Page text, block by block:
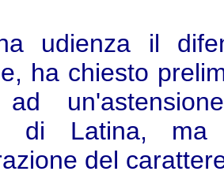
udienza il
ha chiesto
di Latina,
del